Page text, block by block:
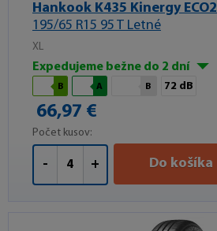
Hankook K435 Kinergy ECO2
195/65 R15 95 T Letné
XL
Expedujeme bežne do 2 dní
B A B 72 dB
66,97 €
Počet kusov:
- + Do košíka